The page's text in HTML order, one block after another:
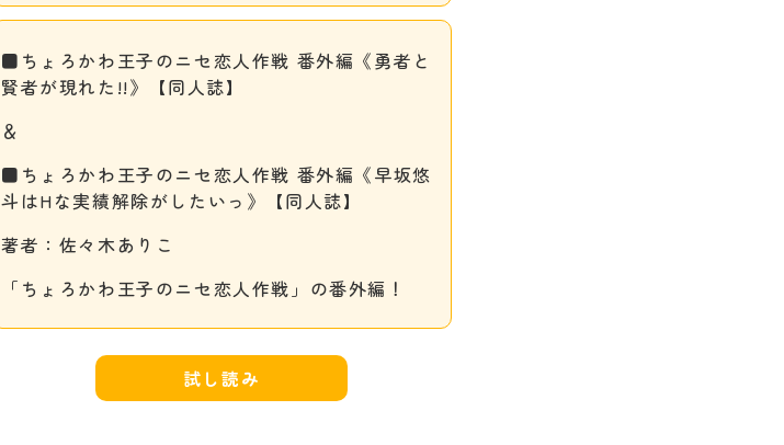
■ちょろかわ王子のニセ恋人作戦 番外編《勇者と
賢者が現れた!!》【同人誌】
＆
■ちょろかわ王子のニセ恋人作戦 番外編《早坂悠
斗はHな実績解除がしたいっ》【同人誌】
著者：佐々木ありこ
「ちょろかわ王子のニセ恋人作戦」の番外編！
試し読み